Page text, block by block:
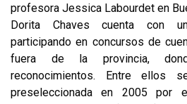
profesora Jessica Labourdet en
Dorita Chaves cuenta con
participando en concursos de
fuera de la provincia,
reconocimientos. Entre ellos
preseleccionada en 2005 por